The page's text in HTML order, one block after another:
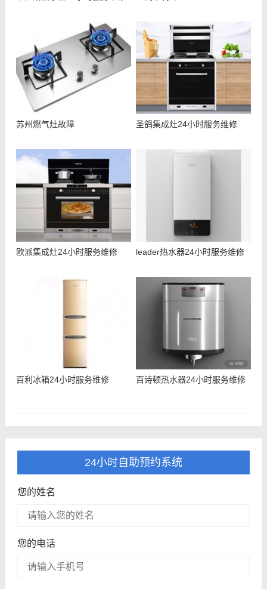
苏州燃气灶故障 圣鸽集成灶24小时服务维修
欧派集成灶24小时服务维修 leader热水器24小时服务维修
百利冰箱24小时服务维修 百诗顿热水器24小时服务维修
24小时自助预约系统
您的姓名
您的电话